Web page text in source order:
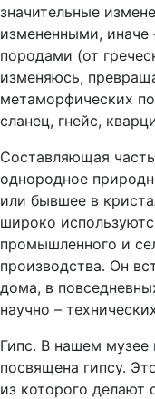
значительные
измененными,
породами (от
изменяюсь,
метаморфических
сланец, гнейс,
Составляющая
однородное
или бывшее в
широко
промышленного и
производства. Он
дома, в
научно –
Гипс. В нашем музее
посвящена гипсу.
из которого делают